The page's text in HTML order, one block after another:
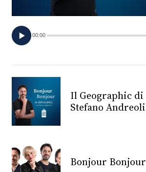
TV
PRINCIPATO
MONACO
RMC
CONSIGLIA
00:00
Il Geographic di
Stefano Andreoli
Bonjour Bonjour